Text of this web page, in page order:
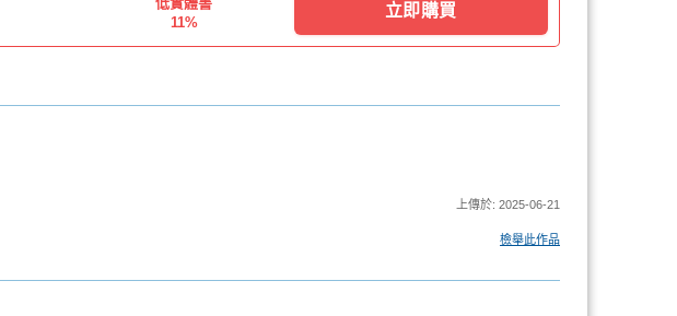
11%
立即購買
上傳於: 2025-06-21
檢舉此作品